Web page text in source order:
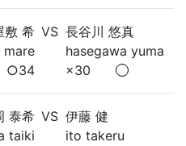
敷 希
mare
○34
VS 長谷川 悠真
hasegawa yuma
×30
泰希
taiki
VS 伊藤 健
ito takeru